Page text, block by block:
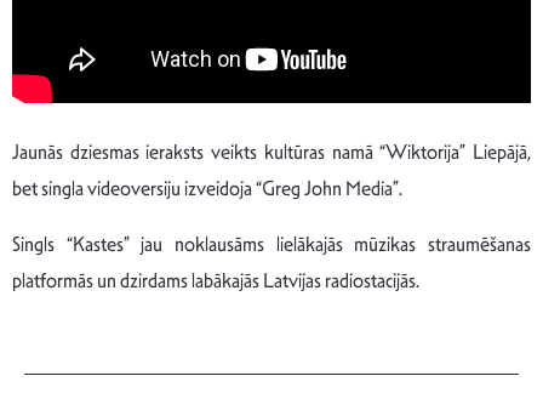
Jaunās dziesmas ieraksts veikts kultūras namā “Wiktorija” Liepājā,
bet singla videoversiju izveidoja “Greg John Media”.
Singls “Kastes” jau noklausāms lielākajās mūzikas straumēšanas
platformās un dzirdams labākajās Latvijas radiostacijās.